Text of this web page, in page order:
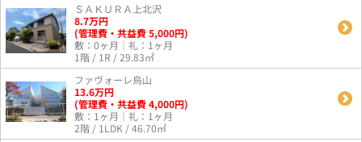
ＳＡＫＵＲＡ上北沢
8.7万円
(管理費・共益費 5,000円)
敷：0ヶ月｜礼：1ヶ月
1階 / 1R / 29.83㎡
ファヴォーレ烏山
13.6万円
(管理費・共益費 4,000円)
敷：1ヶ月｜礼：1ヶ月
2階 / 1LDK / 46.70㎡